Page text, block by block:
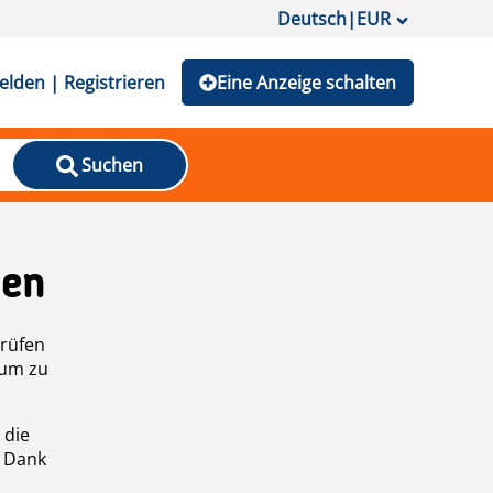
Deutsch|EUR
| Registrieren Eine Anzeige schalten
Suchen
zu
die